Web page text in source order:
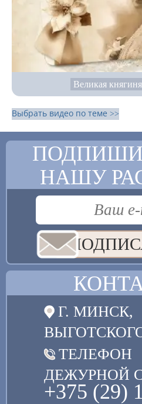
Великая
Выбрать видео по теме >>
НАШУ
Г. МИНСК,
ТЕЛЕФОН
ДЕЖУРНОЙ
+375 (29)